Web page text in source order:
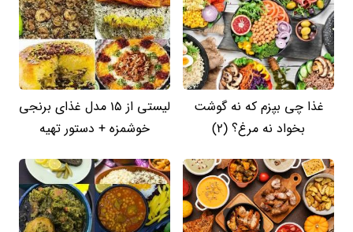
غذا چی بپزم که نه گوشت
بخواد نه مرغ؟ (2)
لیستی از 15 مدل غذای برنجی
خوشمزه + دستور تهیه